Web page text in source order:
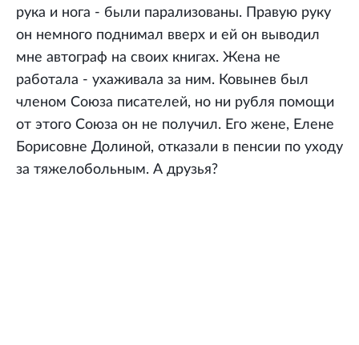
рука и нога - были парализованы. Правую руку
он немного поднимал вверх и ей он выводил
мне автограф на своих книгах. Жена не
работала - ухаживала за ним. Ковынев был
членом Союза писателей, но ни рубля помощи
от этого Союза он не получил. Его жене, Елене
Борисовне Долиной, отказали в пенсии по уходу
за тяжелобольным. А друзья?